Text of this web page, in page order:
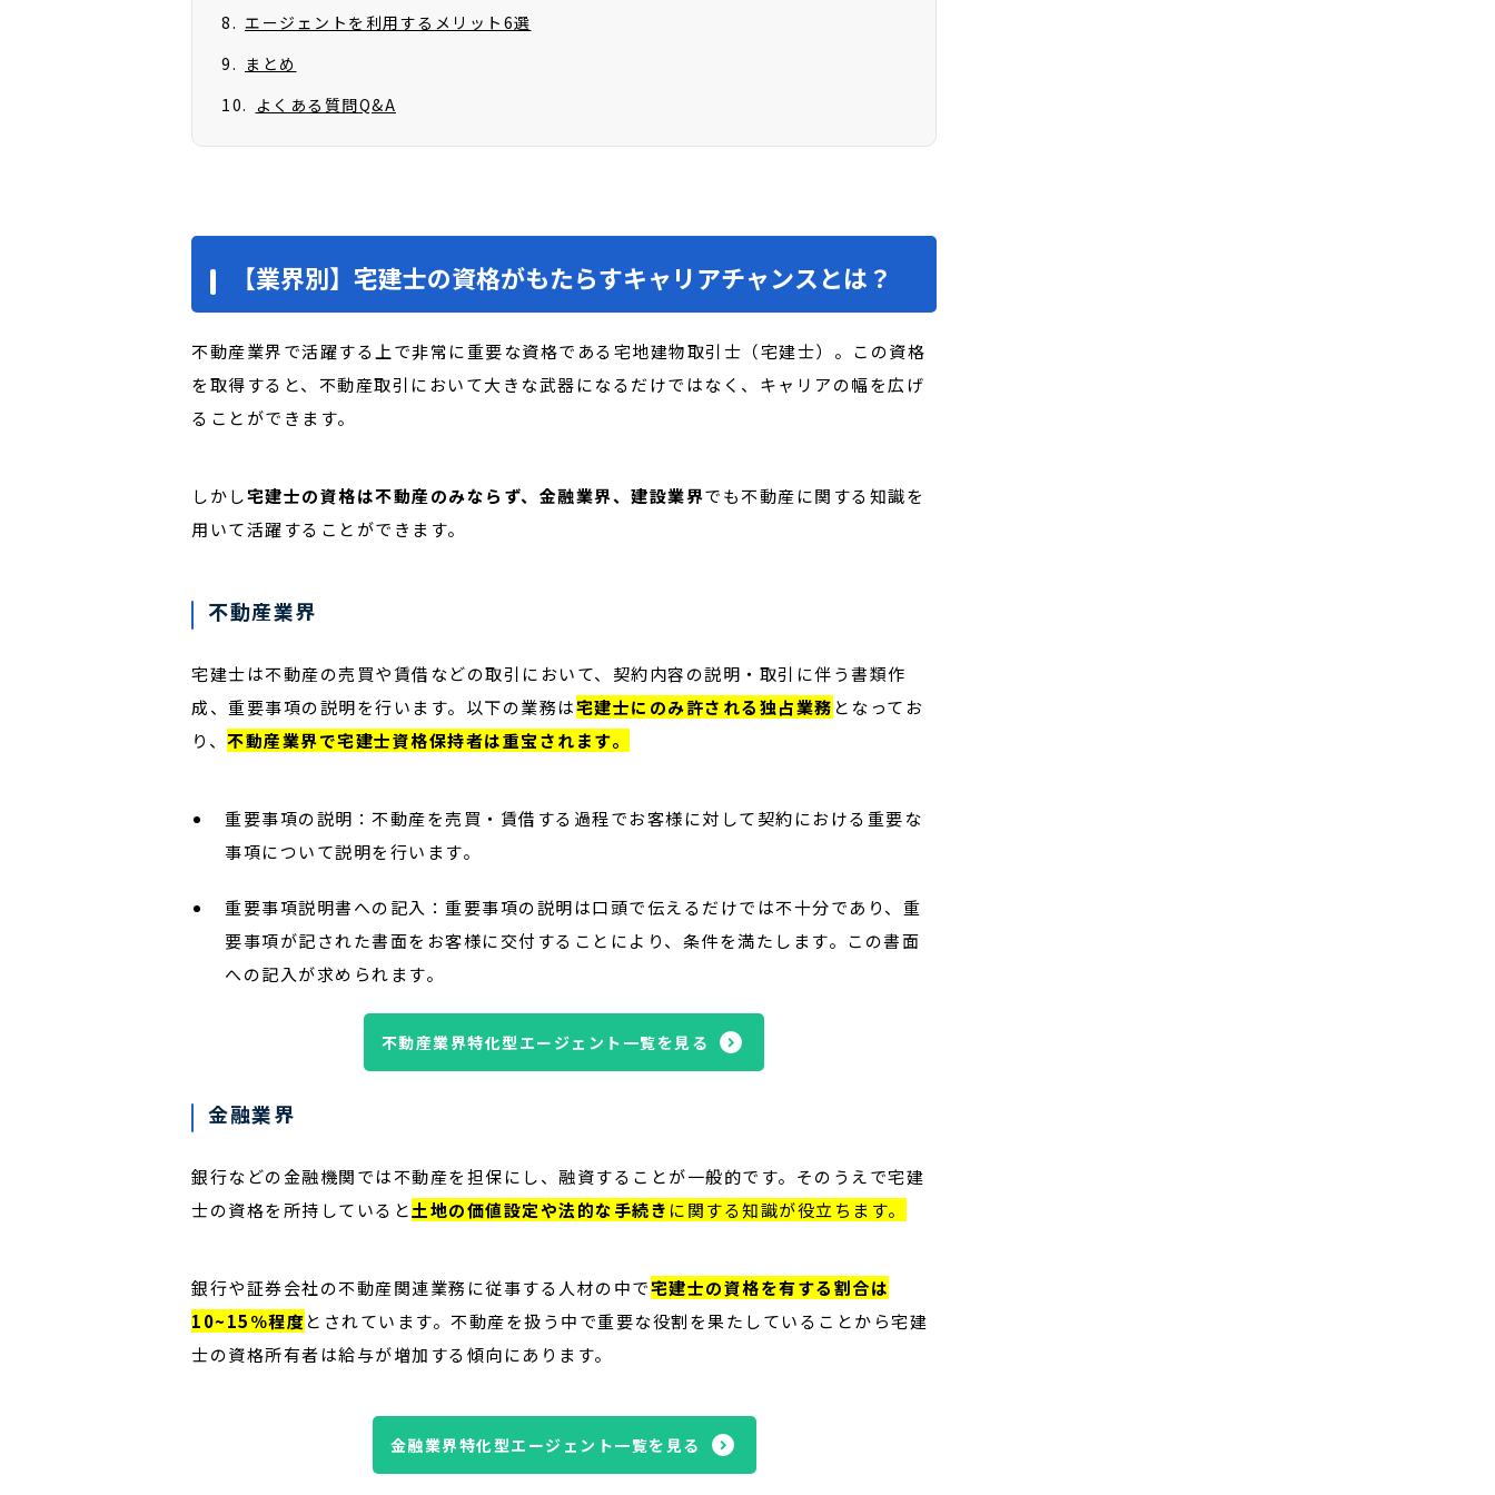
エージェントを利用するメリット6選
まとめ
よくある質問Q&A
【業界別】宅建士の資格がもたらすキャリアチャンスとは？
不動産業界で活躍する上で非常に重要な資格である宅地建物取引士（宅建士）。この資格
を取得すると、不動産取引において大きな武器になるだけではなく、キャリアの幅を広げ
ることができます。
しかし宅建士の資格は不動産のみならず、金融業界、建設業界でも不動産に関する知識を
用いて活躍することができます。
不動産業界
宅建士は不動産の売買や賃借などの取引において、契約内容の説明・取引に伴う書類作
成、重要事項の説明を行います。以下の業務は宅建士にのみ許される独占業務 となってお
り、 不動産業界で宅建士資格保持者は重宝されます。
重要事項の説明：不動産を売買・賃借する過程でお客様に対して契約における重要な
事項について説明を行います。
重要事項説明書への記入：重要事項の説明は口頭で伝えるだけでは不十分であり、重
要事項が記された書面をお客様に交付することにより、条件を満たします。この書面
への記入が求められます。
不動産業界特化型エージェント一覧を見る
金融業界
銀行などの金融機関では不動産を担保にし、融資することが一般的です。そのうえで宅建
士の資格を所持していると土地の価値設定や法的な手続き に関する知識が役立ちます。
銀行や証券会社の不動産関連業務に従事する人材の中で宅建士の資格を有する割合は
10~15％程度とされています。不動産を扱う中で重要な役割を果たしていることから宅建
士の資格所有者は給与が増加する傾向にあります。
金融業界特化型エージェント一覧を見る